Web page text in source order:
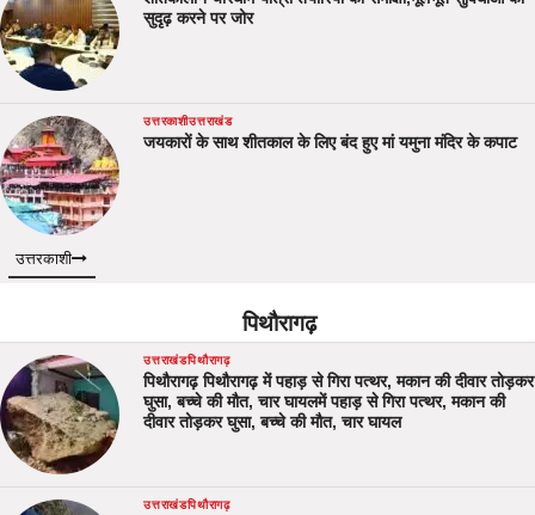
सुदृढ़ करने पर जोर
उत्तरकाशीउत्तराखंड
जयकारों के साथ शीतकाल के लिए बंद हुए मां यमुना मंदिर के कपाट
उत्तरकाशी
पिथौरागढ़
उत्तराखंडपिथौरागढ़
पिथौरागढ़ पिथौरागढ़ में पहाड़ से गिरा पत्थर, मकान की दीवार तोड़कर
घुसा, बच्चे की मौत, चार घायलमें पहाड़ से गिरा पत्थर, मकान की
दीवार तोड़कर घुसा, बच्चे की मौत, चार घायल
उत्तराखंडपिथौरागढ़